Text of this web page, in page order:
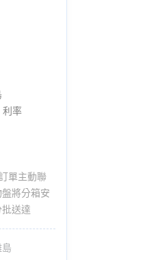
利率
單主動聯
將分箱安
送達